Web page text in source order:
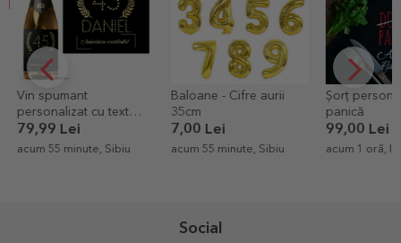
Vin spumant
personalizat cu text
pentru zi de naștere -
Gold
79,99 Lei
acum 55 minute, Sibiu
Baloane - Cifre aurii
35cm
7,00 Lei
acum 55 minute, Sibiu
Șorț
panică
99,00 Lei
acum 1 oră,
Social